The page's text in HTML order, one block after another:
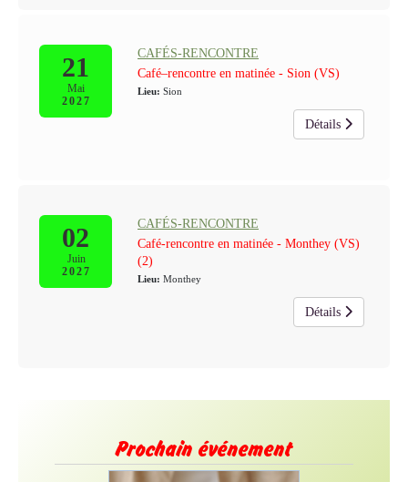
21
Mai
2027
CAFÉS-RENCONTRE
Café–rencontre en matinée - Sion (VS)
Lieu: Sion
Détails
02
Juin
2027
CAFÉS-RENCONTRE
Café-rencontre en matinée - Monthey (VS)
(2)
Lieu: Monthey
Détails
Prochain événement